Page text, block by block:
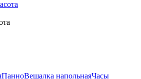
ПанноВешалка напольнаяЧасы